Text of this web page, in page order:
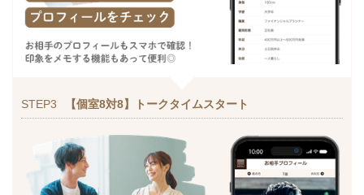
STEP3 【個室8対8】トークタイムスタート